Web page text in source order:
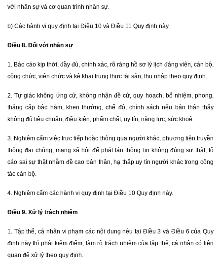
với nhân sự và cơ quan trình nhân sự.
b) Các hành vi quy định tại Điều 10 và Điều 11 Quy định này.
Điều 8. Đối với nhân sự
1. Báo cáo kịp thời, đầy đủ, chính xác, rõ ràng hồ sơ lý lịch đảng viên, cán bộ,
công chức, viên chức và kê khai trung thực tài sản, thu nhập theo quy định.
2. Tự giác không ứng cử, không nhận đề cử, quy hoạch, bổ nhiệm, phong,
thăng cấp bậc hàm, khen thưởng, chế độ, chính sách nếu bản thân thấy
không đủ tiêu chuẩn, điều kiện, phẩm chất, uy tín, năng lực, sức khoẻ.
3. Nghiêm cấm việc trực tiếp hoặc thông qua người khác, phương tiện truyền
thông đại chúng, mạng xã hội để phát tán thông tin không đúng sự thật, tố
cáo sai sự thật nhằm đề cao bản thân, hạ thấp uy tín người khác trong công
tác cán bộ.
4. Nghiêm cấm các hành vi quy định tại Điều 10 Quy định này.
Điều 9. Xử lý trách nhiệm
1. Tập thể, cá nhân vi phạm các nội dung nêu tại Điều 3 và Điều 6 của Quy
định này thì phải kiểm điểm, làm rõ trách nhiệm của tập thể, cá nhân có liên
quan để xử lý theo quy định.